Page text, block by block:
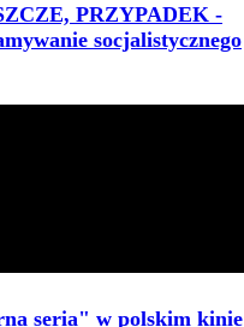
PRZYPADEK -
socjalistycznego
seria" w polskim kinie